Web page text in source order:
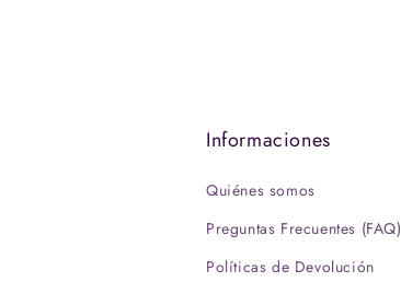
Informaciones
Quiénes somos
Preguntas Frecuentes (FAQ)
Políticas de Devolución